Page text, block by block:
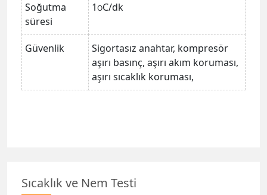
Soğutma
süresi
1OC/dk
Güvenlik
Sigortasız anahtar, kompresör
aşırı basınç, aşırı akım koruması,
aşırı sıcaklık koruması,
Sıcaklık ve Nem Testi